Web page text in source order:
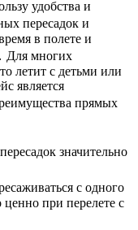
удобства и
пересадок и
в полете и
Для многих
летит с детьми или
является
прямых
значительно
с одного
ценно при перелете с